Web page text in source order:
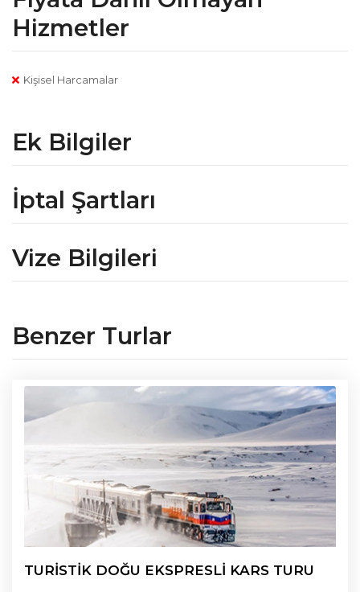
Hizmetler
Kişisel Harcamalar
Ek Bilgiler
İptal Şartları
Vize Bilgileri
Benzer Turlar
TURİSTİK DOĞU EKSPRESLİ KARS TURU